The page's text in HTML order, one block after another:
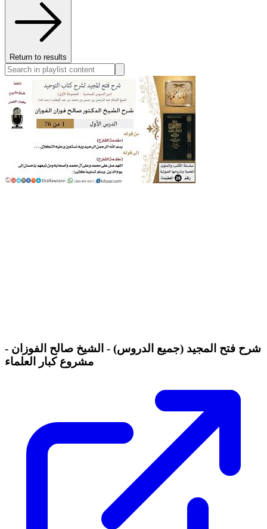
Return to results
شرح فتح المجيد (جميع الدروس) - الشيخ صالح الفوزان -
مشروع كبار العلماء